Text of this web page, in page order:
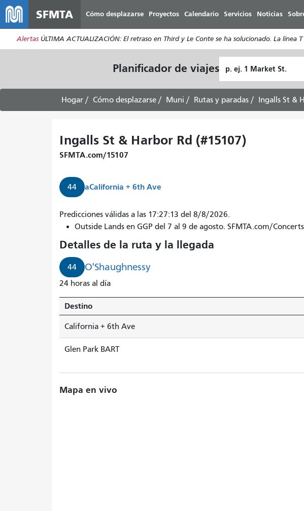
SFMTA Cómo desplazarse Proyectos Calendario Servicios Noticias
Alertas ÚLTIMA ACTUALIZACIÓN: El retraso en Third y Le Conte se ha solucionado. La
Planificador de viajes de
partida
Hogar Cómo desplazarse Muni Rutas y paradas Ingalls St &
Ingalls St & Harbor Rd (#15107)
SFMTA.com/15107
44 aCalifornia + 6th Ave
Predicciones válidas a las 17:27:13 del 8/8/2026.
Outside Lands en GGP del 7 al 9 de agosto. SFMTA.com/Concerts
Detalles de la ruta y la llegada
44 O'Shaughnessy
24 horas al día
Destino
California + 6th Ave
Glen Park BART
Mapa en vivo